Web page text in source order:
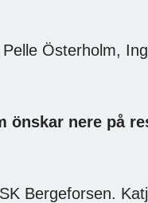
Österholm,
önskar nere på
Bergeforsen.